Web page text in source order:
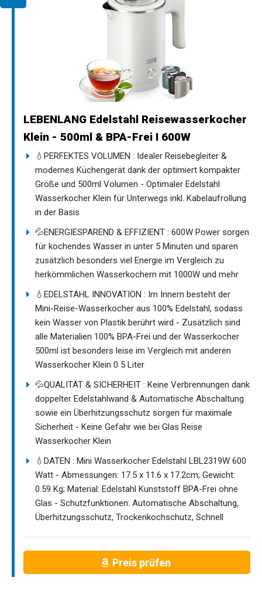
LEBENLANG Edelstahl Reisewasserkocher
Klein - 500ml & BPA-Frei I 600W
💧PERFEKTES VOLUMEN : Idealer Reisebegleiter &
modernes Küchengerät dank der optimiert kompakter
Größe und 500ml Volumen - Optimaler Edelstahl
Wasserkocher Klein für Unterwegs inkl. Kabelaufrollung
in der Basis
💦ENERGIESPAREND & EFFIZIENT : 600W Power sorgen
für kochendes Wasser in unter 5 Minuten und sparen
zusätzlich besonders viel Energie im Vergleich zu
herkömmlichen Wasserkochern mit 1000W und mehr
💧EDELSTAHL INNOVATION : Im Innern besteht der
Mini-Reise-Wasserkocher aus 100% Edelstahl, sodass
kein Wasser von Plastik berührt wird - Zusätzlich sind
alle Materialien 100% BPA-Frei und der Wasserkocher
500ml ist besonders leise im Vergleich mit anderen
Wasserkocher Klein 0 5 Liter
💦QUALITÄT & SICHERHEIT : Keine Verbrennungen dank
doppelter Edelstahlwand & Automatische Abschaltung
sowie ein Überhitzungsschutz sorgen für maximale
Sicherheit - Keine Gefahr wie bei Glas Reise
Wasserkocher Klein
💧DATEN : Mini Wasserkocher Edelstahl LBL2319W 600
Watt - Abmessungen: 17.5 x 11.6 x 17.2cm; Gewicht:
0.59 Kg; Material: Edelstahl Kunststoff BPA-Frei ohne
Glas - Schutzfunktionen: Automatische Abschaltung,
Überhitzungsschutz, Trockenkochschutz, Schnell
Preis prüfen